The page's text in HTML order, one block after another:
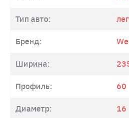
Тип авто:
Бренд:
Ширина:
Профиль: 60
Диаметр: 16